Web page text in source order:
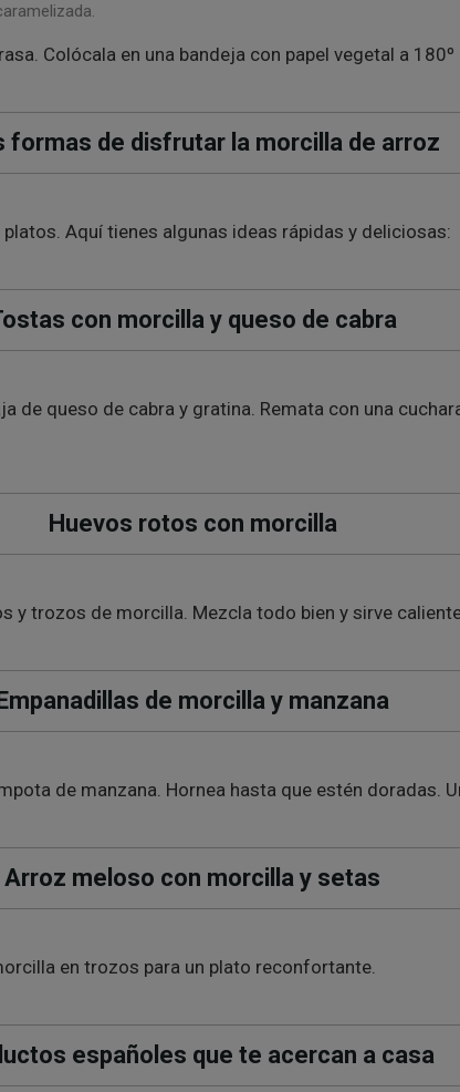
Colócala en una bandeja con papel vegetal a
formas de disfrutar la morcilla de arroz
Aquí tienes algunas ideas rápidas y deliciosas:
con morcilla y queso de cabra
de queso de cabra y gratina. Remata con una
Huevos rotos con morcilla
y trozos de morcilla. Mezcla todo bien y sirve
Empanadillas de morcilla y manzana
de manzana. Hornea hasta que estén doradas.
Arroz meloso con morcilla y setas
en trozos para un plato reconfortante.
españoles que te acercan a casa